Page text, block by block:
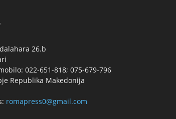
26.b
022-651-818; 075-679-796
Republika Makedonija
romapress0@gmail.com